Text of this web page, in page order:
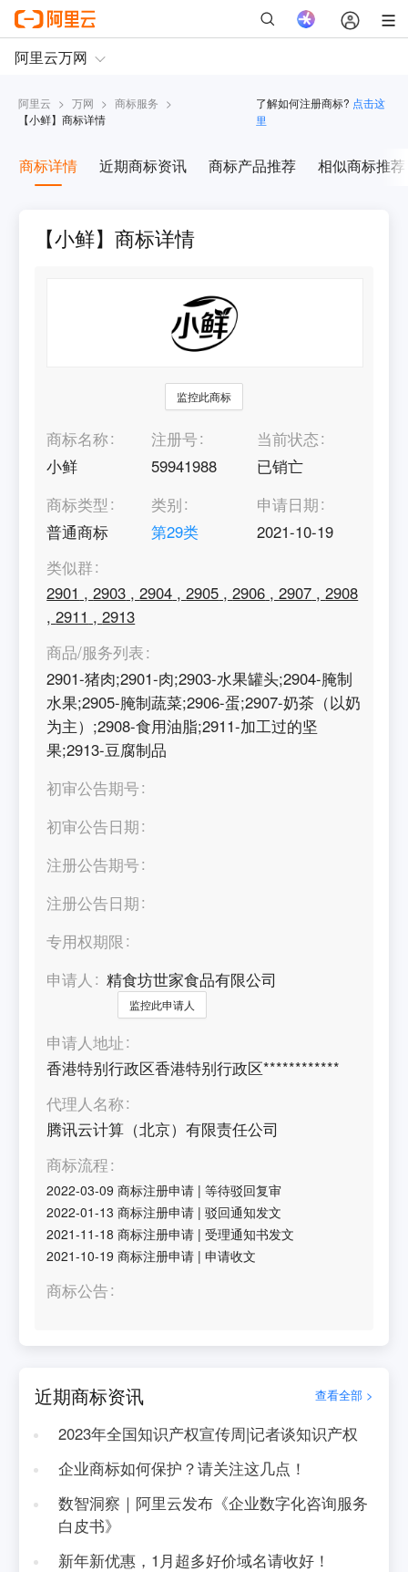
阿里云 > 万网 > 商标服务 >
【小鲜】商标详情
了解如何注册商标? 点击这
里
商标详情 近期商标资讯 商标产品推荐 相似商标推荐
【小鲜】商标详情
监控此商标
商标名称
小鲜
注册号
59941988
当前状态
已销亡
商标类型
普通商标
类别
第29类
申请日期
2021-10-19
类似群
2901 ,2903 ,2904 ,2905 ,2906 ,2907 ,2908
,2911 ,2913
商品/服务列表
2901-猪肉;2901-肉;2903-水果罐头;2904-腌制
水果;2905-腌制蔬菜;2906-蛋;2907-奶茶（以奶
为主）;2908-食用油脂;2911-加工过的坚
果;2913-豆腐制品
初审公告期号
初审公告日期
注册公告期号
注册公告日期
专用权期限
申请人
精食坊世家食品有限公司
监控此申请人
申请人地址
香港特别行政区香港特别行政区************
代理人名称
腾讯云计算（北京）有限责任公司
商标流程
2022-03-09 商标注册申请 |等待驳回复审
2022-01-13 商标注册申请 |驳回通知发文
2021-11-18 商标注册申请 |受理通知书发文
2021-10-19 商标注册申请 |申请收文
商标公告
近期商标资讯 查看全部 >
2023年全国知识产权宣传周|记者谈知识产权
企业商标如何保护？请关注这几点！
数智洞察｜阿里云发布《企业数字化咨询服务
白皮书》
新年新优惠，1月超多好价域名请收好！